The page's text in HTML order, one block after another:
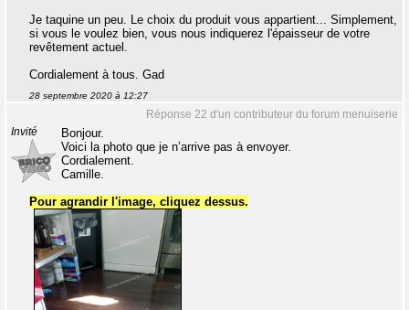
Je taquine un peu. Le choix du produit vous appartient... Simplement,
si vous le voulez bien, vous nous indiquerez l'épaisseur de votre
revêtement actuel.
Cordialement à tous. Gad
28 septembre 2020 à 12:27
Réponse 22 d'un contributeur du forum menuiserie
Invité
Bonjour.
Voici la photo que je n’arrive pas à envoyer.
Cordialement.
Camille.
Pour agrandir l'image, cliquez dessus.